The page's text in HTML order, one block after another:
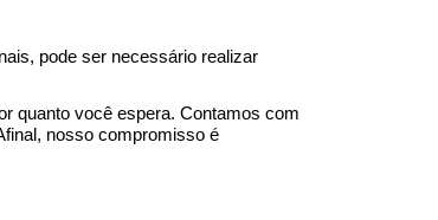
, pode ser necessário realizar
quanto você espera. Contamos com
nosso compromisso é